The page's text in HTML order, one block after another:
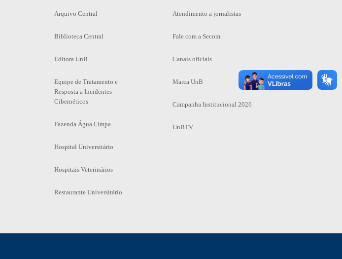
Arquivo Central
Biblioteca Central
Editora UnB
Equipe de Tratamento e
Resposta a Incidentes
Cibernéticos
Fazenda Água Limpa
Hospital Universitário
Hospitais Veterinários
Restaurante Universitário
Atendimento a jornalistas
Fale com a Secom
Canais oficiais
Marca UnB
Campanha Institucional 2026
UnBTV